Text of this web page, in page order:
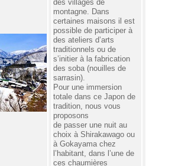
des villages de
montagne. Dans
certaines maisons il est
possible de participer à
des ateliers d’arts
traditionnels ou de
s’initier à la fabrication
des soba (nouilles de
sarrasin).
Pour une immersion
totale dans ce Japon de
tradition, nous vous
proposons
de passer une nuit au
choix à Shirakawago ou
à Gokayama chez
l’habitant, dans l’une de
ces chaumières